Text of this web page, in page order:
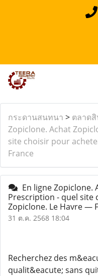
กระดานสนทนา > ตลาด
Zopiclone. Achat
site choisir pour
France
En ligne Zopiclone.
Prescription - quel site
Zopiclone. Le Havre —
31 ต.ค. 2568 18:04
Recherchez des
qualit&eacute; sans